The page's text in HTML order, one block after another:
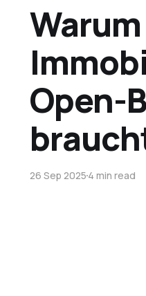
Open-
26 Sep 20254 min read